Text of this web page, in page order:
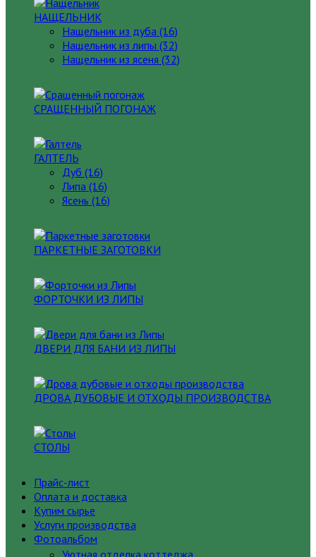
НАЩЕЛЬНИК
Нащельник из дуба (16)
Нащельник из липы (32)
Нащельник из ясеня (32)
СРАЩЕННЫЙ ПОГОНАЖ
ГАЛТЕЛЬ
Дуб (16)
Липа (16)
Ясень (16)
ПАРКЕТНЫЕ ЗАГОТОВКИ
ФОРТОЧКИ ИЗ ЛИПЫ
ДВЕРИ ДЛЯ БАНИ ИЗ ЛИПЫ
ДРОВА ДУБОВЫЕ И ОТХОДЫ ПРОИЗВОДСТВА
СТОЛЫ
Прайс-лист
Оплата и доставка
Купим сырье
Услуги производства
Фотоальбом
Уютная отделка коттеджа